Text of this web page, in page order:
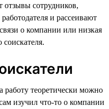
отзывы сотрудников,
и рассеивают
о компании или низкая
работу теоретически можно
изучил что-то о компании